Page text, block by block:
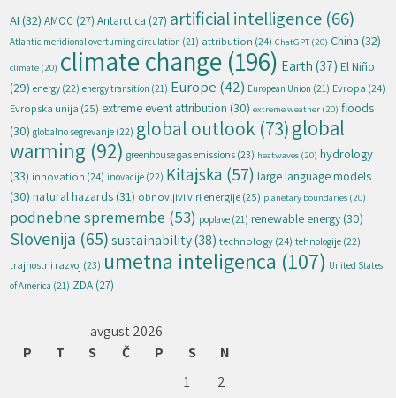
AI (32) AMOC (27) Antarctica (27) artificial intelligence (66)
Atlantic meridional overturning circulation (21) attribution (24) ChatGPT (20) China (32)
climate (20) climate change (196) Earth (37) El Niño
(29) energy (22) energy transition (21) Europe (42) European Union (21) Evropa (24)
Evropska unija (25) extreme event attribution (30) extreme weather (20) floods
(30) globalno segrevanje (22) global outlook (73)global
warming (92) greenhouse gas emissions (23) heatwaves (20) hydrology
(33) innovation (24) inovacije (22) Kitajska (57) large language models
(30) natural hazards (31) obnovljivi viri energije(25) planetary boundaries (20)
podnebne spremembe (53) poplave (21) renewable energy (30)
Slovenija (65) sustainability(38) technology(24) tehnologije (22)
trajnostni razvoj (23) umetna inteligenca (107) United States
of America (21) ZDA (27)
avgust 2026
P
T S Č P S
N
1
2